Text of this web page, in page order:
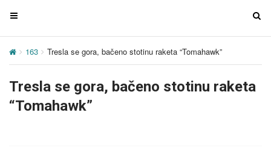
T
g
e
n
T
e
163 Tresla se gora, bačeno stotinu raketa “Tomahawk”
Tresla se gora, bačeno stotinu raketa
“Tomahawk”